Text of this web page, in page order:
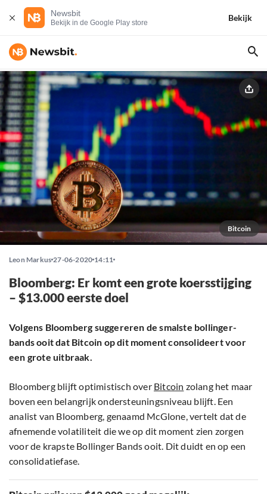
Newsbit
Bekijk in de Google Play store
Bekijk
Bitcoin
Leon Markus 27-06-2020 14:11
Bloomberg: Er komt een grote koersstijging
– $13.000 eerste doel
Volgens Bloomberg suggereren de smalste bollinger-
bands ooit dat Bitcoin op dit moment consolideert voor
een grote uitbraak.
Bloomberg blijft optimistisch over Bitcoin zolang het maar
boven een belangrijk ondersteuningsniveau blijft. Een
analist van Bloomberg, genaamd McGlone, vertelt dat de
afnemende volatiliteit die we op dit moment zien zorgen
voor de krapste Bollinger Bands ooit. Dit duidt en op een
consolidatiefase.